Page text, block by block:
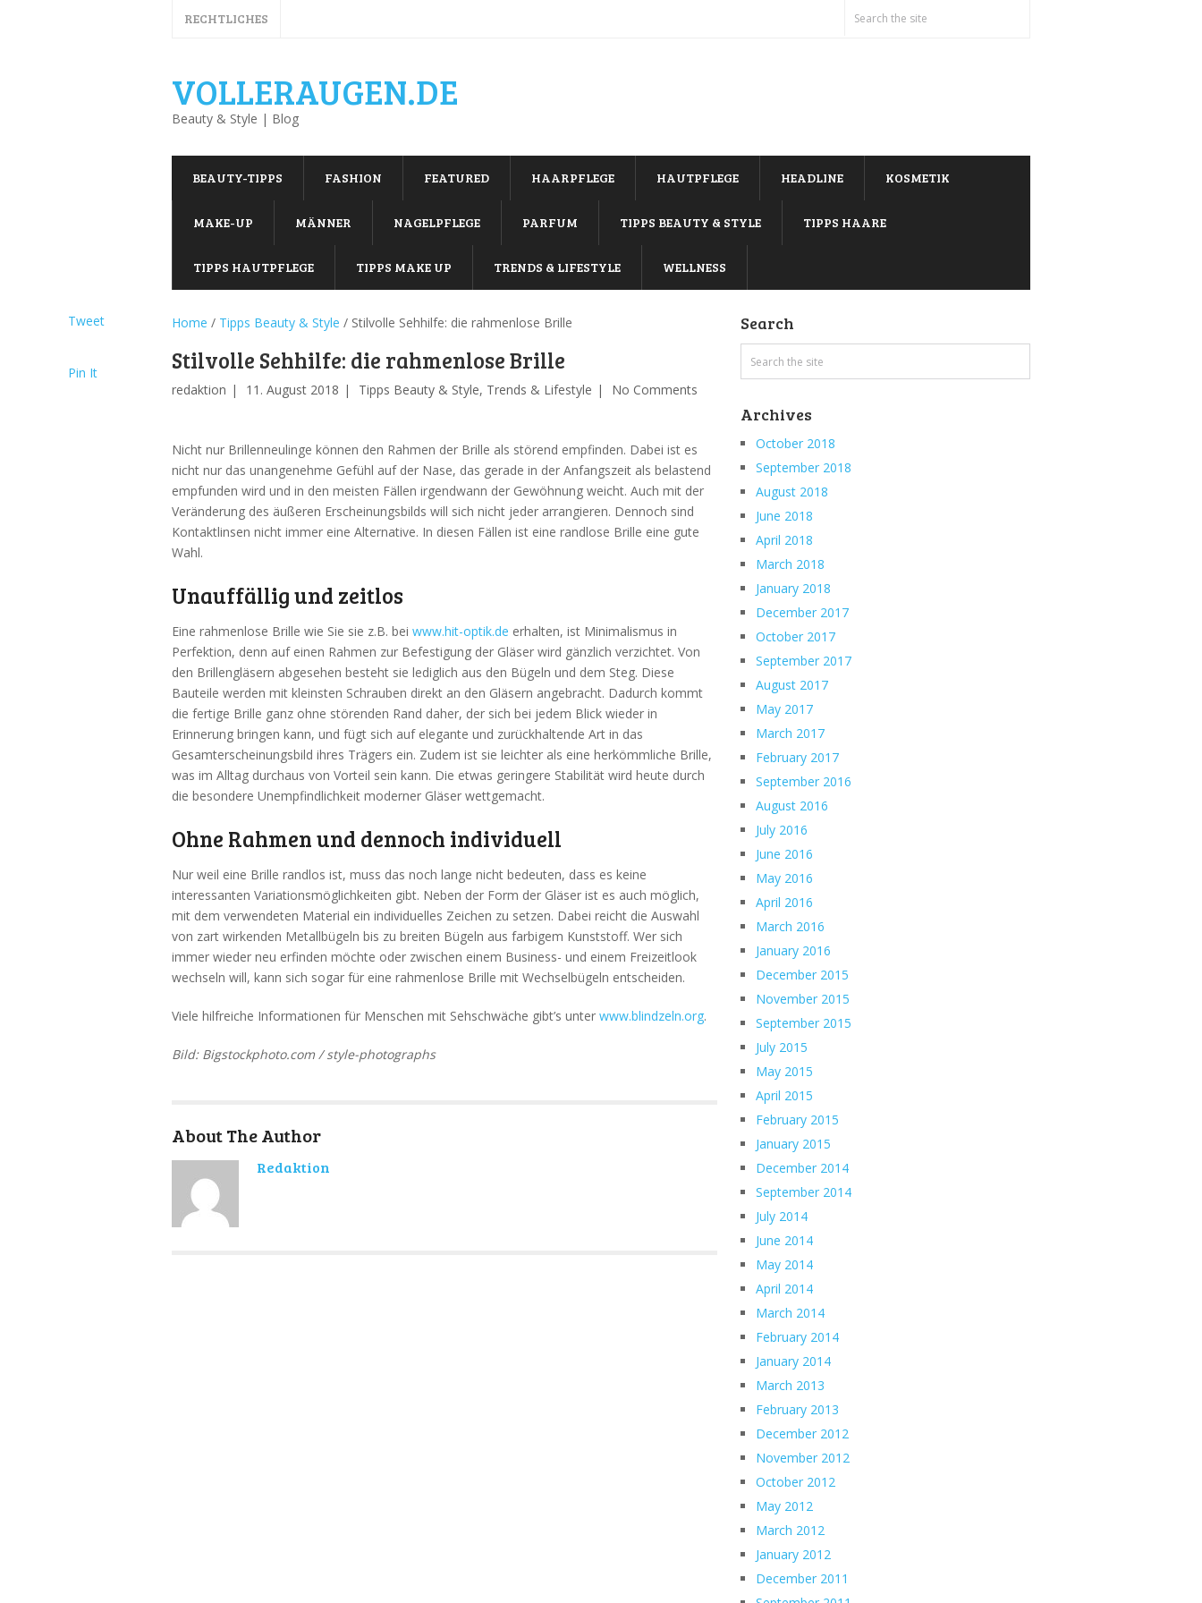
RECHTLICHES
VOLLERAUGEN.DE
Beauty & Style | Blog
BEAUTY-TIPPS FASHION FEATURED HAARPFLEGE HAUTPFLEGE HEADLINE KOSMETIK
MAKE-UP MÄNNER NAGELPFLEGE PARFUM TIPPS BEAUTY & STYLE TIPPS HAARE
TIPPS HAUTPFLEGE TIPPS MAKE UP TRENDS & LIFESTYLE WELLNESS
Home / Tipps Beauty & Style / Stilvolle Sehhilfe: die rahmenlose Brille
Stilvolle Sehhilfe: die rahmenlose Brille
redaktion 11. August 2018 Tipps Beauty & Style, Trends & Lifestyle No Comments
Nicht nur Brillenneulinge können den Rahmen der Brille als störend empfinden. Dabei ist es
nicht nur das unangenehme Gefühl auf der Nase, das gerade in der Anfangszeit als belastend
empfunden wird und in den meisten Fällen irgendwann der Gewöhnung weicht. Auch mit der
Veränderung des äußeren Erscheinungsbilds will sich nicht jeder arrangieren. Dennoch sind
Kontaktlinsen nicht immer eine Alternative. In diesen Fällen ist eine randlose Brille eine gute
Wahl.
Unauffällig und zeitlos
Eine rahmenlose Brille wie Sie sie z.B. bei www.hit-optik.de erhalten, ist Minimalismus in
Perfektion, denn auf einen Rahmen zur Befestigung der Gläser wird gänzlich verzichtet. Von
den Brillengläsern abgesehen besteht sie lediglich aus den Bügeln und dem Steg. Diese
Bauteile werden mit kleinsten Schrauben direkt an den Gläsern angebracht. Dadurch kommt
die fertige Brille ganz ohne störenden Rand daher, der sich bei jedem Blick wieder in
Erinnerung bringen kann, und fügt sich auf elegante und zurückhaltende Art in das
Gesamterscheinungsbild ihres Trägers ein. Zudem ist sie leichter als eine herkömmliche Brille,
was im Alltag durchaus von Vorteil sein kann. Die etwas geringere Stabilität wird heute durch
die besondere Unempfindlichkeit moderner Gläser wettgemacht.
Ohne Rahmen und dennoch individuell
Nur weil eine Brille randlos ist, muss das noch lange nicht bedeuten, dass es keine
interessanten Variationsmöglichkeiten gibt. Neben der Form der Gläser ist es auch möglich,
mit dem verwendeten Material ein individuelles Zeichen zu setzen. Dabei reicht die Auswahl
von zart wirkenden Metallbügeln bis zu breiten Bügeln aus farbigem Kunststoff. Wer sich
immer wieder neu erfinden möchte oder zwischen einem Business- und einem Freizeitlook
wechseln will, kann sich sogar für eine rahmenlose Brille mit Wechselbügeln entscheiden.
Viele hilfreiche Informationen für Menschen mit Sehschwäche gibt’s unter www.blindzeln.org.
Bild: Bigstockphoto.com / style-photographs
Tweet
Pin It
About The Author
Redaktion
Search
Archives
October 2018
September 2018
August 2018
June 2018
April 2018
March 2018
January 2018
December 2017
October 2017
September 2017
August 2017
May 2017
March 2017
February 2017
September 2016
August 2016
July 2016
June 2016
May 2016
April 2016
March 2016
January 2016
December 2015
November 2015
September 2015
July 2015
May 2015
April 2015
February 2015
January 2015
December 2014
September 2014
July 2014
June 2014
May 2014
April 2014
March 2014
February 2014
January 2014
March 2013
February 2013
December 2012
November 2012
October 2012
May 2012
March 2012
January 2012
December 2011